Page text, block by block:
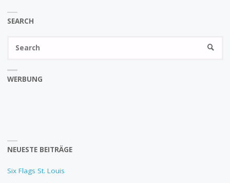
SEARCH
WERBUNG
NEUESTE BEITRÄGE
Six Flags St. Louis